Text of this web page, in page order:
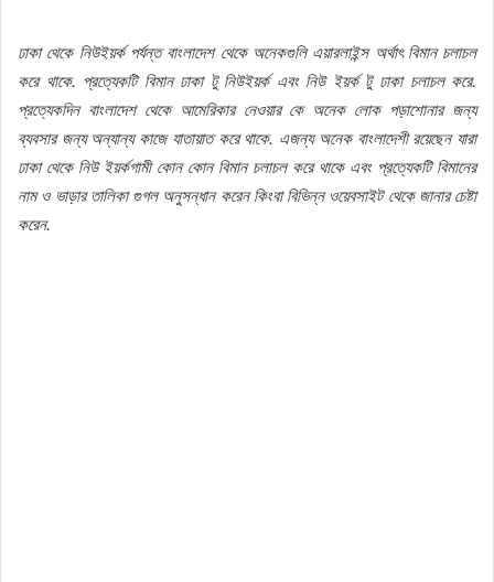
ঢাকা থেকে নিউইয়র্ক পর্যন্ত বাংলাদেশ থেকে অনেকগুলি এয়ারলাইন্স অর্থাৎ বিমান চলাচল
করে থাকে. প্রত্যেকটি বিমান ঢাকা টু নিউইয়র্ক এবং নিউ ইয়র্ক টু ঢাকা চলাচল করে.
প্রত্যেকদিন বাংলাদেশ থেকে আমেরিকার নেওয়ার কে অনেক লোক পড়াশোনার জন্য
ব্যবসার জন্য অন্যান্য কাজে যাতায়াত করে থাকে. এজন্য অনেক বাংলাদেশী রয়েছেন যারা
ঢাকা থেকে নিউ ইয়র্কগামী কোন কোন বিমান চলাচল করে থাকে এবং প্রত্যেকটি বিমানের
নাম ও ভাড়ার তালিকা গুগল অনুসন্ধান করেন কিংবা বিভিন্ন ওয়েবসাইট থেকে জানার চেষ্টা
করেন.